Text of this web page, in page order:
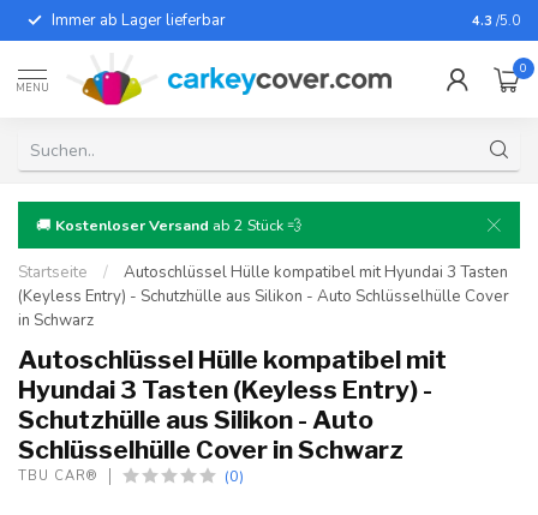
Immer ab Lager lieferbar Für fast
4.3 /5.0
MENU
0
🚚 Kostenloser Versand ab 2 Stück 💨
Startseite /
Autoschlüssel Hülle kompatibel mit Hyundai 3 Tasten
(Keyless Entry) - Schutzhülle aus Silikon - Auto Schlüsselhülle Cover
in Schwarz
Autoschlüssel Hülle kompatibel mit
Hyundai 3 Tasten (Keyless Entry) -
Schutzhülle aus Silikon - Auto
Schlüsselhülle Cover in Schwarz
TBU CAR® (0)